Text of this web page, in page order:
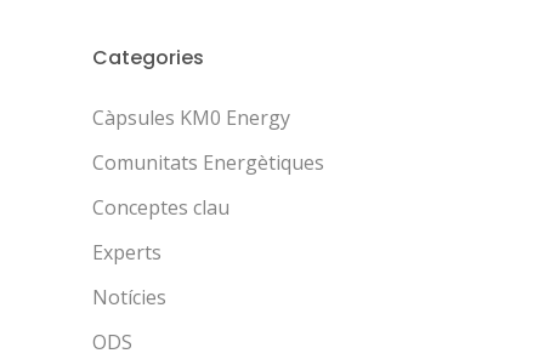
Categories
Càpsules KM0 Energy
Comunitats Energètiques
Conceptes clau
Experts
Notícies
ODS